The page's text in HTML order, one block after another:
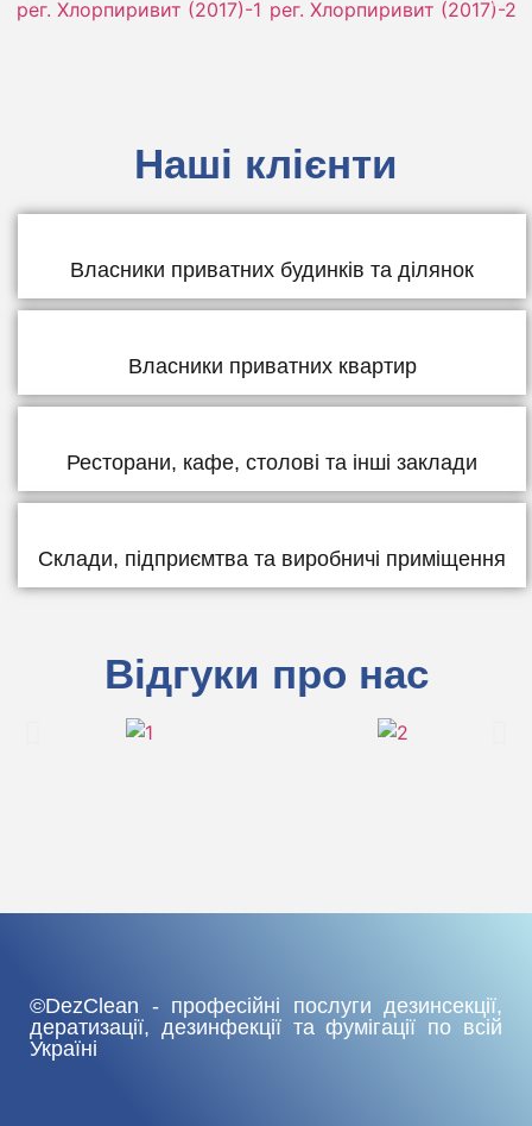
Наші клієнти
Власники приватних будинків та ділянок
Власники приватних квартир
Ресторани, кафе, столові та інші заклади
Склади, підприємтва та виробничі приміщення
Відгуки про нас
©DezClean - професійні послуги дезинсекції,
дератизації, дезинфекції та фумігації по всій
Україні